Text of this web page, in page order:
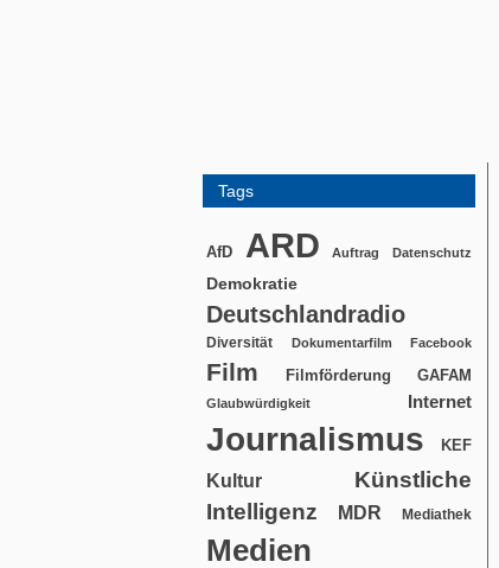
Tags
AfD ARD Auftrag Datenschutz
Demokratie
Deutschlandradio
Diversität Dokumentarfilm Facebook
Film Filmförderung GAFAM
Glaubwürdigkeit Internet
Journalismus KEF
Kultur
Künstliche
Intelligenz
MDR Mediathek
Medien